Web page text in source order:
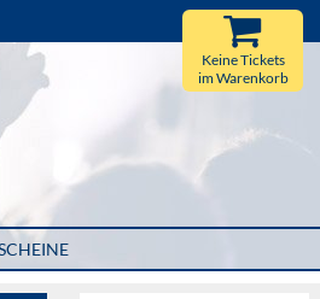
Keine Tickets
im Warenkorb